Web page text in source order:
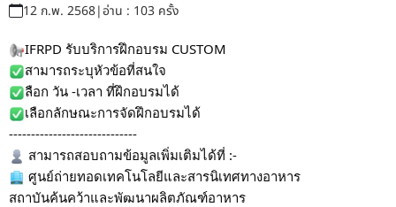
12 ก.พ. 2568|อ่าน : 103 ครั้ง
IFRPD รับบริการฝึกอบรม CUSTOM
สามารถระบุหัวข้อที่สนใจ
ลือก วัน -เวลา ที่ฝึกอบรมได้
เลือกลักษณะการจัดฝึกอบรมได้
-----------------------------
สามารถสอบถามข้อมูลเพิ่มเติมได้ที่ :-
ศูนย์ถ่ายทอดเทคโนโลยีและสารนิเทศทางอาหาร
สถาบันค้นคว้าและพัฒนาผลิตภัณฑ์อาหาร